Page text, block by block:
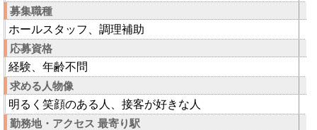
募集職種
ホールスタッフ、調理補助
応募資格
経験、年齢不問
求める人物像
明るく笑顔のある人、接客が好きな人
勤務地・アクセス 最寄り駅